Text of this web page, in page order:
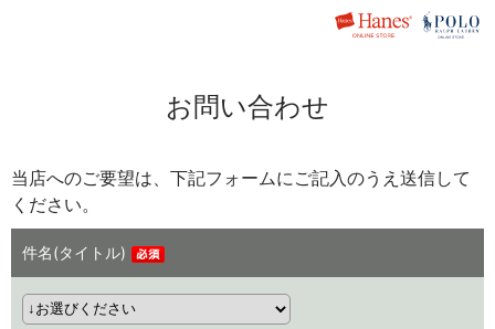
お問い合わせ
当店へのご要望は、下記フォームにご記入のうえ送信して
ください。
件名(タイトル)